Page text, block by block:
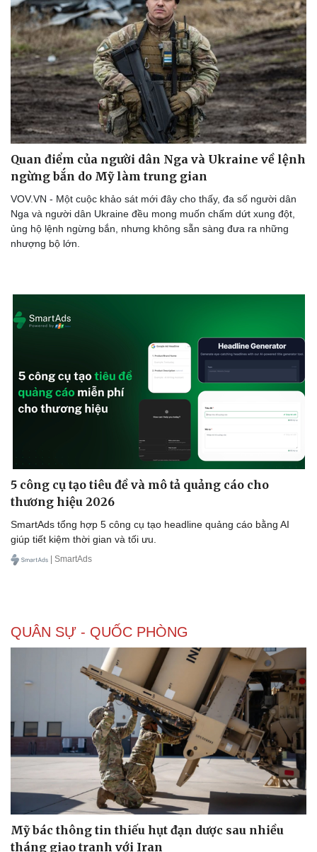
Quan điểm của người dân Nga và Ukraine về lệnh
ngừng bắn do Mỹ làm trung gian
VOV.VN - Một cuộc khảo sát mới đây cho thấy, đa số người dân
Nga và người dân Ukraine đều mong muốn chấm dứt xung đột,
ủng hộ lệnh ngừng bắn, nhưng không sẵn sàng đưa ra những
nhượng bộ lớn.
5 công cụ tạo tiêu đề và mô tả quảng cáo cho
thương hiệu 2026
SmartAds tổng hợp 5 công cụ tạo headline quảng cáo bằng AI
giúp tiết kiệm thời gian và tối ưu.
| SmartAds
QUÂN SỰ - QUỐC PHÒNG
Mỹ bác thông tin thiếu hụt đạn dược sau nhiều
tháng giao tranh với Iran